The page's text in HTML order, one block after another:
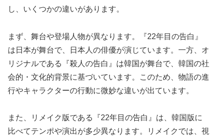
し、いくつかの違いがあります。
まず、舞台や登場人物が異なります。『22年目の告白』
は日本が舞台で、日本人の俳優が演じています。一方、オ
リジナルである『殺人の告白』は韓国が舞台で、韓国の社
会的・文化的背景に基づいています。このため、物語の進
行やキャラクターの行動に微妙な違いが出ています。
また、リメイク版である『22年目の告白』は、韓国版に
比べてテンポや演出が多少異なります。リメイクでは、視